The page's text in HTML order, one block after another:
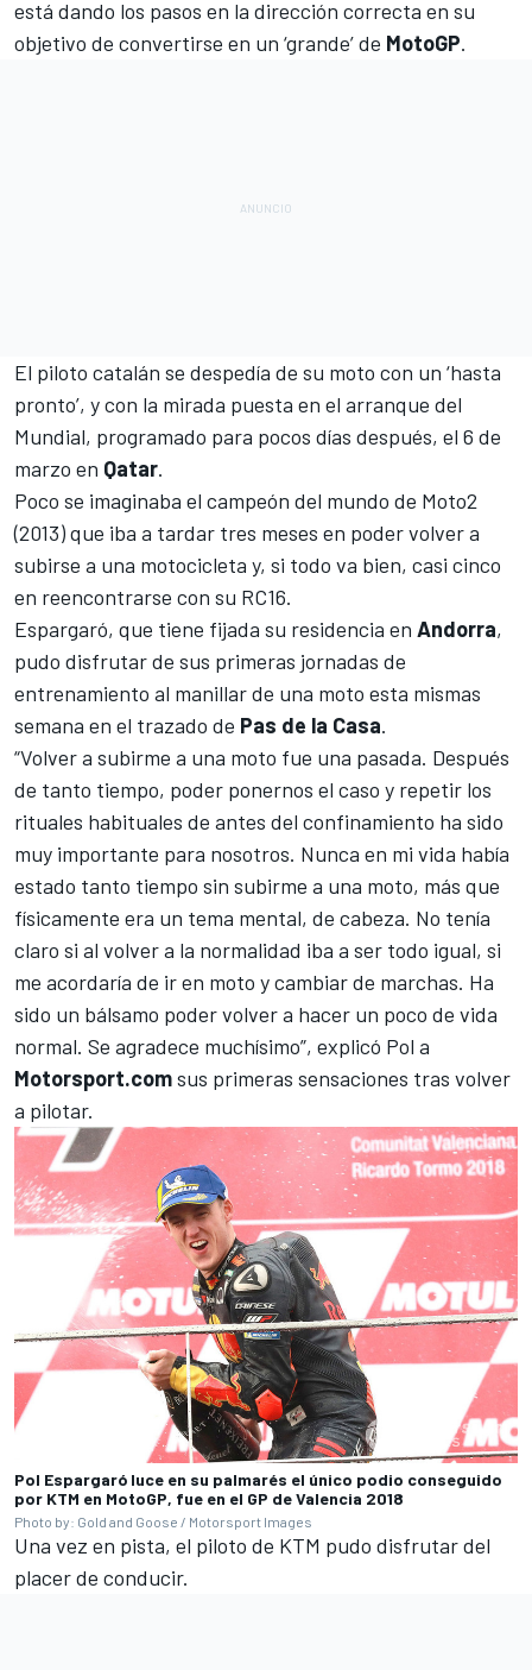
está dando los pasos en la dirección correcta en su
objetivo de convertirse en un ‘grande’ de MotoGP.
El piloto catalán se despedía de su moto con un ‘hasta
pronto’, y con la mirada puesta en el arranque del
Mundial, programado para pocos días después, el 6 de
marzo en Qatar.
Poco se imaginaba el campeón del mundo de Moto2
(2013) que iba a tardar tres meses en poder volver a
subirse a una motocicleta y, si todo va bien, casi cinco
en reencontrarse con su RC16.
Espargaró, que tiene fijada su residencia en Andorra,
pudo disfrutar de sus primeras jornadas de
entrenamiento al manillar de una moto esta mismas
semana en el trazado de Pas de la Casa.
“Volver a subirme a una moto fue una pasada. Después
de tanto tiempo, poder ponernos el caso y repetir los
rituales habituales de antes del confinamiento ha sido
muy importante para nosotros. Nunca en mi vida había
estado tanto tiempo sin subirme a una moto, más que
físicamente era un tema mental, de cabeza. No tenía
claro si al volver a la normalidad iba a ser todo igual, si
me acordaría de ir en moto y cambiar de marchas. Ha
sido un bálsamo poder volver a hacer un poco de vida
normal. Se agradece muchísimo”, explicó Pol a
Motorsport.comsus primeras sensaciones tras volver
a pilotar.
Pol Espargaró luce en su palmarés el único podio conseguido
por KTM en MotoGP, fue en el GP de Valencia 2018
Photo by: Gold and Goose / Motorsport Images
Una vez en pista, el piloto de KTM pudo disfrutar del
placer de conducir.